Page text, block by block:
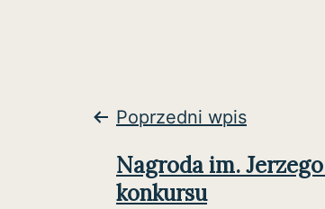
Nawigacja
wpisu
Poprzedni wpis
Nagroda im.
konkursu